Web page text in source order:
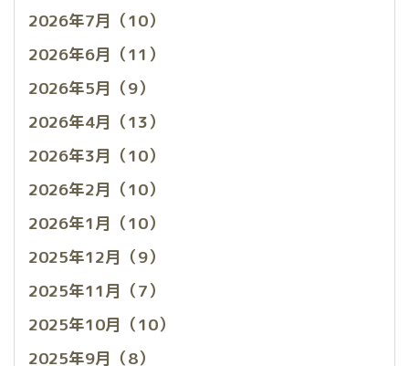
2026年7月（10）
2026年6月（11）
2026年5月（9）
2026年4月（13）
2026年3月（10）
2026年2月（10）
2026年1月（10）
2025年12月（9）
2025年11月（7）
2025年10月（10）
2025年9月（8）